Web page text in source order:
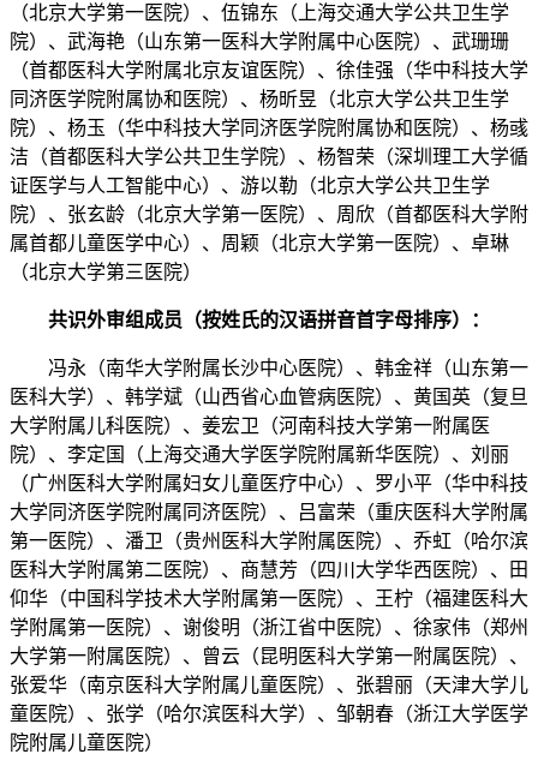
（北京大学第一医院）、伍锦东（上海交通大学公共卫生学
院）、武海艳（山东第一医科大学附属中心医院）、武珊珊
（首都医科大学附属北京友谊医院）、徐佳强（华中科技大学
同济医学院附属协和医院）、杨昕昱（北京大学公共卫生学
院）、杨玉（华中科技大学同济医学院附属协和医院）、杨彧
洁（首都医科大学公共卫生学院）、杨智荣（深圳理工大学循
证医学与人工智能中心）、游以勒（北京大学公共卫生学
院）、张玄龄（北京大学第一医院）、周欣（首都医科大学附
属首都儿童医学中心）、周颖（北京大学第一医院）、卓琳
（北京大学第三医院）
共识外审组成员（按姓氏的汉语拼音首字母排序）：
冯永（南华大学附属长沙中心医院）、韩金祥（山东第一
医科大学）、韩学斌（山西省心血管病医院）、黄国英（复旦
大学附属儿科医院）、姜宏卫（河南科技大学第一附属医
院）、李定国（上海交通大学医学院附属新华医院）、刘丽
（广州医科大学附属妇女儿童医疗中心）、罗小平（华中科技
大学同济医学院附属同济医院）、吕富荣（重庆医科大学附属
第一医院）、潘卫（贵州医科大学附属医院）、乔虹（哈尔滨
医科大学附属第二医院）、商慧芳（四川大学华西医院）、田
仰华（中国科学技术大学附属第一医院）、王柠（福建医科大
学附属第一医院）、谢俊明（浙江省中医院）、徐家伟（郑州
大学第一附属医院）、曾云（昆明医科大学第一附属医院）、
张爱华（南京医科大学附属儿童医院）、张碧丽（天津大学儿
童医院）、张学（哈尔滨医科大学）、邹朝春（浙江大学医学
院附属儿童医院）